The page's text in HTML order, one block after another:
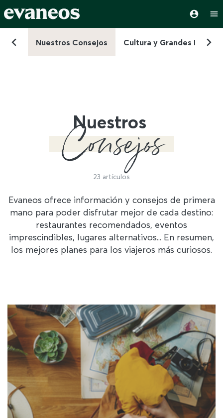
Nuestros Consejos Cultura y Grandes
Nuestros
Consejos
23 artículos
Evaneos ofrece información y consejos de primera
mano para poder disfrutar mejor de cada destino:
restaurantes recomendados, eventos
imprescindibles, lugares alternativos... En resumen,
los mejores planes para los viajeros más curiosos.